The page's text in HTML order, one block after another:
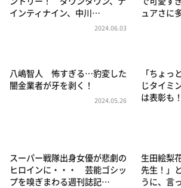
ザキ山小屋本館
ぺこぱのまるスポ
インティナイン、中川…
2024.06.03
ュアさに
八嶋智人 怖すぎる…豹変した
闇金業者が牙を剥く！
2024.05.26
「ちょ
じタイミ
は表彰
スーパー戦隊出身女優が悲劇の
ヒロインに・・・ 芸能ゴシッ
プを嗅ぎまわる週刊誌記…
生田絵梨
先生！」
うに、言